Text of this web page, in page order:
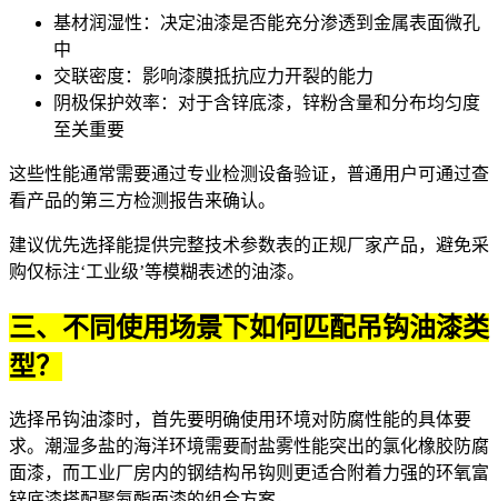
基材润湿性：决定油漆是否能充分渗透到金属表面微孔
中
交联密度：影响漆膜抵抗应力开裂的能力
阴极保护效率：对于含锌底漆，锌粉含量和分布均匀度
至关重要
这些性能通常需要通过专业检测设备验证，普通用户可通过查
看产品的第三方检测报告来确认。
建议优先选择能提供完整技术参数表的正规厂家产品，避免采
购仅标注‘工业级’等模糊表述的油漆。
三、不同使用场景下如何匹配吊钩油漆类
型？
选择吊钩油漆时，首先要明确使用环境对防腐性能的具体要
求。潮湿多盐的海洋环境需要耐盐雾性能突出的氯化橡胶防腐
面漆，而工业厂房内的钢结构吊钩则更适合附着力强的环氧富